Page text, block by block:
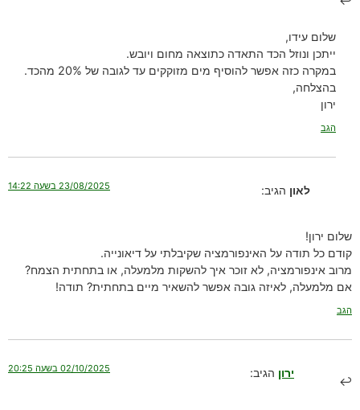
שלום עידו,
ייתכן ונוזל הכד התאדה כתוצאה מחום ויובש.
במקרה כזה אפשר להוסיף מים מזוקקים עד לגובה של 20% מהכד.
בהצלחה,
ירון
הגב
לאון הגיב: 23/08/2025 בשעה 14:22
שלום ירון!
קודם כל תודה על האינפורמציה שקיבלתי על דיאונייה.
מרוב אינפורמציה, לא זוכר איך להשקות מלמעלה, או בתחתית הצמח?
אם מלמעלה, לאיזה גובה אפשר להשאיר מיים בתחתית? תודה!
הגב
ירון הגיב: 02/10/2025 בשעה 20:25